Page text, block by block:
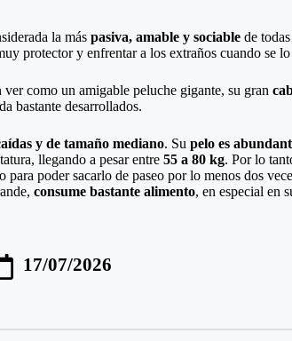
la más pasiva, amable y sociablede
protector y enfrentar a los extraños cuando se lo
ver como un amigable peluche gigante, su gran
bastante desarrollados.
y de tamaño mediano. Su pelo es
llegando a pesar entre 55 a 80 kg. Por lo
para poder sacarlo de paseo por lo menos dos
consume bastante alimento, en especial en
17/07/2026